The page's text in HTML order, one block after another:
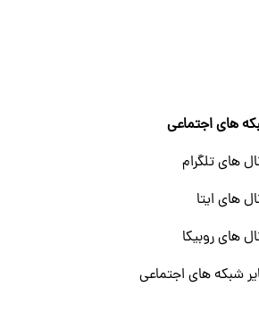
های اجتماعی
های تلگرام
های ایتا
های روبیکا
شبکه های اجتماعی